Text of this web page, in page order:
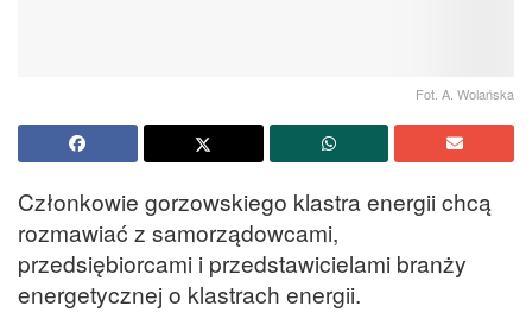
Fot. A. Wolańska
Członkowie gorzowskiego klastra energii chcą
rozmawiać z samorządowcami,
przedsiębiorcami i przedstawicielami branży
energetycznej o klastrach energii.